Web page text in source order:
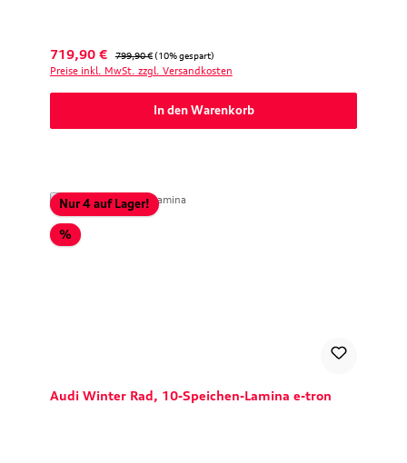
Verkaufspreis:
719,90 € Regulärer Preis:
799,90 € (10% gespart)
Preise inkl. MwSt. zzgl. Versandkosten
In den Warenkorb
Nur 4 auf Lager!
%Rabatt
Audi Winter Rad, 10-Speichen-Lamina e-tron